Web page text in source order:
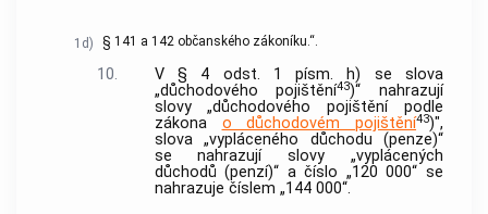
1d) § 141 a 142 občanského zákoníku.“.
10.
V § 4 odst. 1 písm. h) se slova
„důchodového pojištění43)“ nahrazují
slovy „důchodového pojištění podle
zákona o důchodovém pojištění43)",
slova „vypláceného důchodu (penze)“
se nahrazují slovy „vyplácených
důchodů (penzí)“ a číslo „120 000“ se
nahrazuje číslem „144 000“.